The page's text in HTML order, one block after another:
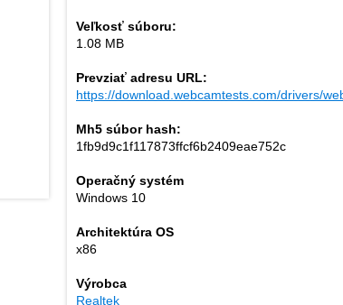
Veľkosť súboru:
1.08 MB
Prevziať adresu URL:
https://download.webcamtests.com/drivers/
Mh5 súbor hash:
1fb9d9c1f117873ffcf6b2409eae752c
Operačný systém
Windows 10
Architektúra OS
x86
Výrobca
Realtek